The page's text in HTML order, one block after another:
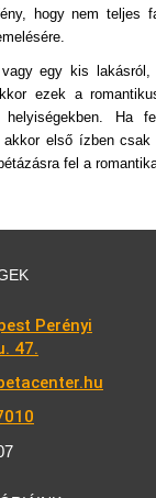
hogy nem teljes
egy kis lakásról,
ezek a
helyiségekben. Ha
akkor első ízben
fel a
Perényi
47.